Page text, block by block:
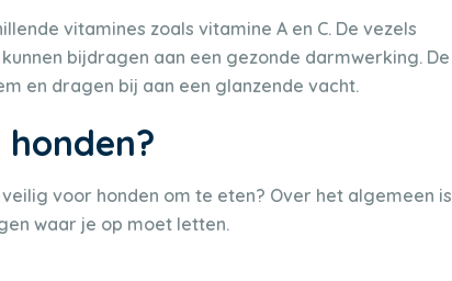
vitamines zoals vitamine A en C. De vezels
bijdragen aan een gezonde darmwerking. De
en dragen bij aan een glanzende vacht.
voor honden om te eten? Over het algemeen is
waar je op moet letten.